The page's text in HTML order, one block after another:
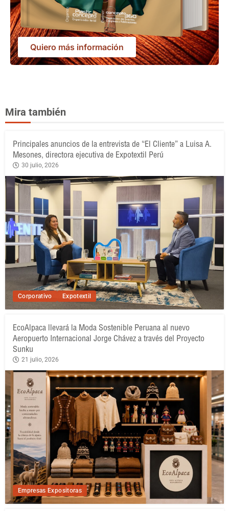
Quiero más información
Mira también
Corporativo Expotextil
Principales anuncios de la entrevista de “El Cliente” a Luisa A.
Mesones, directora ejecutiva de Expotextil Perú
30 julio, 2026
Empresas Expositoras
EcoAlpaca llevará la Moda Sostenible Peruana al nuevo
Aeropuerto Internacional Jorge Chávez a través del Proyecto
Sunku
21 julio, 2026